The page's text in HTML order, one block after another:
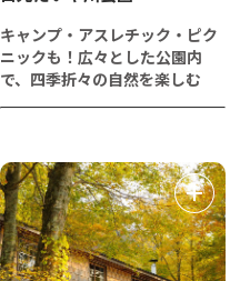
キャンプ・アスレチック・ピク
ニックも！広々とした公園内
で、四季折々の自然を楽しむ